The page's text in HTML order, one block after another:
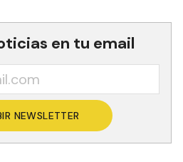
en tu email
NEWSLETTER